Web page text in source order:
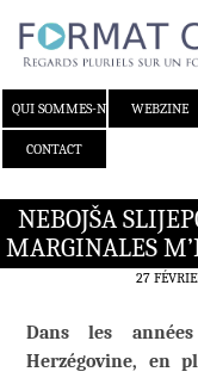
QUI SOMMES-NOUS ?WEBZINE
CONTACT
NEBOJŠA
MARGINALES
27
Dans les
Herzégovine, en